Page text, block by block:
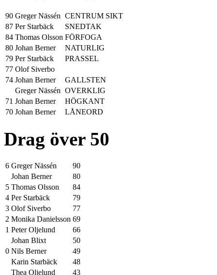
90 Greger Nässén CENTRUM SIKT
87 Per Starbäck
SNEDTAK
84 Thomas Olsson FÖRFOGA
80 Johan Berner
NATURLIG
79 Per Starbäck
PRASSEL
77 Olof Siverbo
74 Johan Berner
GALLSTEN
Greger Nässén OVERKLIG
71 Johan Berner
HÖGKANT
70 Johan Berner LÅNEORD
Drag över 50
6 Greger Nässén
90
Johan Berner
80
5 Thomas Olsson
84
4 Per Starbäck
79
3 Olof Siverbo
77
2 Monika Danielsson 69
1 Peter Oljelund
66
Johan Blixt
50
0 Nils Berner
49
Karin Starbäck
48
Thea Oljelund
43